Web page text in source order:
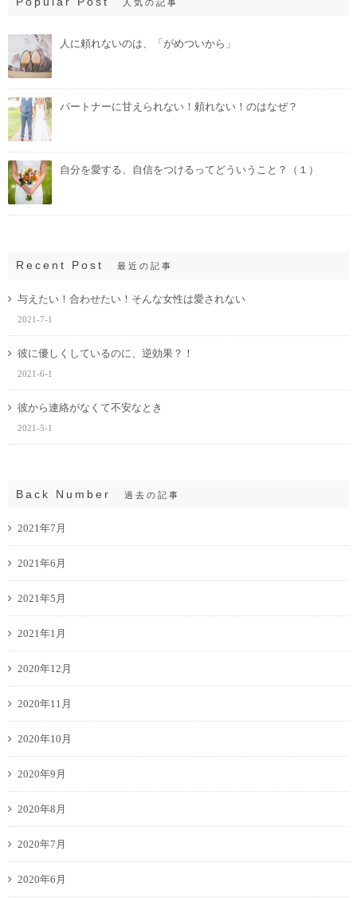
人気の記事
人に頼れないのは、「がめついから」
パートナーに甘えられない！頼れない！のはなぜ？
自分を愛する、自信をつけるってどういうこと？（１）
Recent Post 最近の記事
与えたい！合わせたい！そんな女性は愛されない
2021-7-1
彼に優しくしているのに、逆効果？！
2021-6-1
彼から連絡がなくて不安なとき
2021-5-1
Back Number 過去の記事
2021年7月
2021年6月
2021年5月
2021年1月
2020年12月
2020年11月
2020年10月
2020年9月
2020年8月
2020年7月
2020年6月